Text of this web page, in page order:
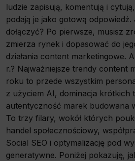
your language preferences or to remember your login information, making it
Analytics
Scripts and data used to collect information to analyze site traffic and
about users. Analytical cookies and similar technologies allow us to
Marketing
Scope responsible for displaying personalized ads that may be of interest
that, in conjunction with files installed while browsing other websites, profile
appropriate.
ludzie zapisują, komentują i
podają je jako gotową
dołączyć? Po pierwsze, musisz
zmierza rynek i dopasować do
działania content marketingowe.
r.? Najważniejsze trendy content
roku to przede wszystkim
z użyciem AI, dominacja krótkich
autentyczność marek budowana
To trzy filary, wokół których
handel społecznościowy,
Social SEO i optymalizację pod
generatywne. Poniżej pokazuję,